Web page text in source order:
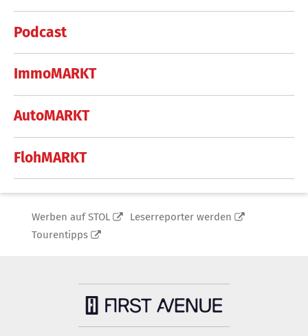
Podcast
ImmoMARKT
AutoMARKT
FlohMARKT
Werben auf STOL
Leserreporter werden
Tourentipps